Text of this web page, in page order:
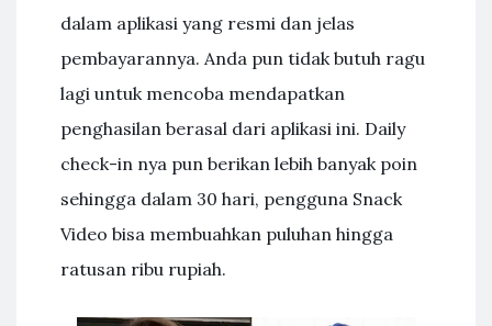
dalam aplikasi yang resmi dan jelas
pembayarannya. Anda pun tidak butuh ragu
lagi untuk mencoba mendapatkan
penghasilan berasal dari aplikasi ini. Daily
check-in nya pun berikan lebih banyak poin
sehingga dalam 30 hari, pengguna Snack
Video bisa membuahkan puluhan hingga
ratusan ribu rupiah.